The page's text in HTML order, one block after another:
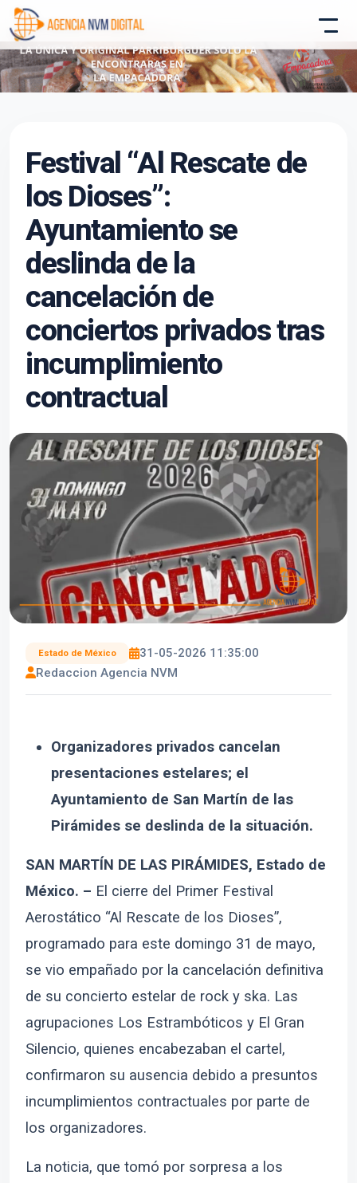
Festival “Al Rescate de
los Dioses”:
Ayuntamiento se
deslinda de la
cancelación de
conciertos privados tras
incumplimiento
contractual
Estado de México
31-05-2026 11:35:00
Redaccion Agencia NVM
Organizadores privados cancelan
presentaciones estelares; el
Ayuntamiento de San Martín de las
Pirámides se deslinda de la situación.
SAN MARTÍN DE LAS PIRÁMIDES, Estado de
México. – El cierre del Primer Festival
Aerostático “Al Rescate de los Dioses”,
programado para este domingo 31 de mayo,
se vio empañado por la cancelación definitiva
de su concierto estelar de rock y ska. Las
agrupaciones Los Estrambóticos y El Gran
Silencio, quienes encabezaban el cartel,
confirmaron su ausencia debido a presuntos
incumplimientos contractuales por parte de
los organizadores.
La noticia, que tomó por sorpresa a los
Atencion al Cliente
Asistente conectado